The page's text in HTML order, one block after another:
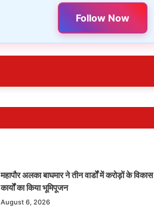
Follow Now
महापौर अलका बाघमार ने तीन वार्डों में करोड़ों के विकास
कार्यों का किया भूमिपूजन
August 6, 2026